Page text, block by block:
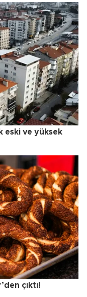
eski ve yüksek
çıktı!